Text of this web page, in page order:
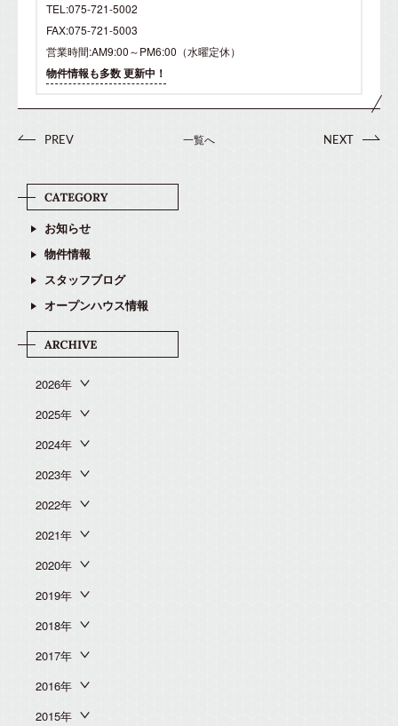
TEL:075-721-5002
FAX:075-721-5003
営業時間:AM9:00～PM6:00（水曜定休）
物件情報も多数 更新中！
PREV 一覧へ NEXT
お知らせ
物件情報
スタッフブログ
オープンハウス情報
2026年
2025年
2024年
2023年
2022年
2021年
2020年
2019年
2018年
2017年
2016年
2015年